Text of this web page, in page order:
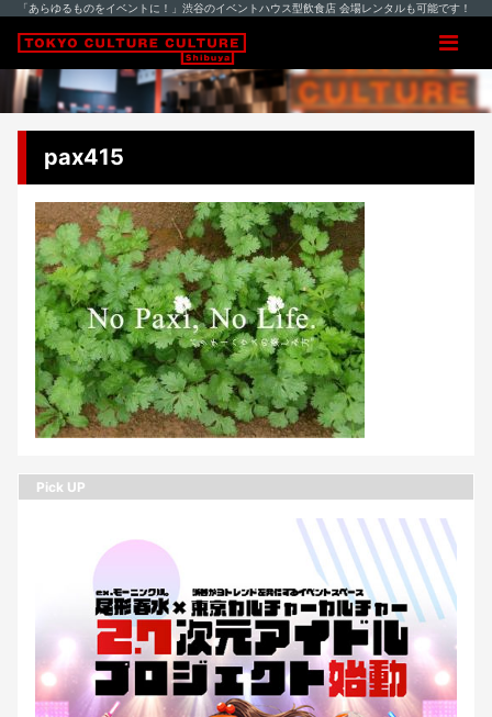
「あらゆるものをイベントに！」渋谷のイベントハウス型飲食店 会場レンタルも可能です！
pax415
Pick UP